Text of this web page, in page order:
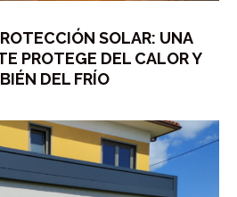
SOLAR: UNA
PROTEGE DEL CALOR Y
DEL FRÍO